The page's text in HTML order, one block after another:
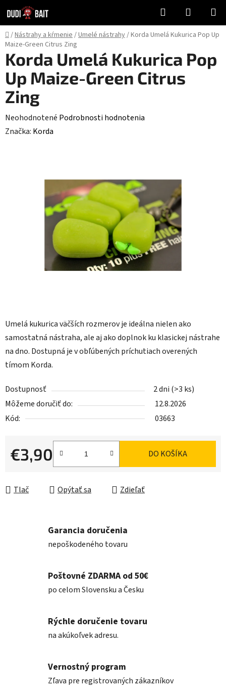
na
obsah
Hľadať
KOŠÍK
Domov
/Nástrahy a kŕmenie/Umelé nástrahy/Korda Umelá Kukurica Pop Up
Maize-Green Citrus Zing
Umelá kukurica väčších rozmerov je ideálna nielen ako
samostatná nástraha, ale aj ako doplnok ku klasickej nástrahe
na dno. Dostupná je v obľúbených príchutiach overených
tímom Korda.
Dostupnosť 2 dni (>3 ks)
Môžeme doručiť do:
12.8.2026
Kód:
03663
€3,90
Jednotková cena:
DO KOŠÍKA
Tlač Opýtať sa Zdieľať
Korda Umelá Kukurica Pop
Up Maize-Green Citrus
Zing
Priemerné
hodnotenie
Neohodnotené Podrobnosti hodnotenia
Značka: Korda
Garancia doručenia
nepoškodeného tovaru
Poštovné ZDARMA od 50€
po celom Slovensku a Česku
Rýchle doručenie tovaru
na akúkoľvek adresu.
Vernostný program
Zľava pre registrovaných zákazníkov